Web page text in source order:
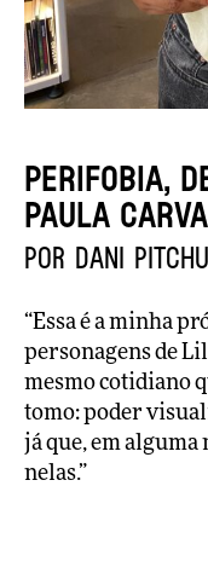
Paula
por Dani
“Essa é a minha
personagens de
mesmo cotidiano
tomo: poder
já que, em alguma
nelas.”